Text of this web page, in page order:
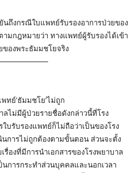
ถึงกรณีใบแพทย์รับรองอาการป่วยของ
มกฎหมายว่า ทางแพทย์ผู้รับรองได้เข้า
ของพระธัมมชโยจริง
ทย์’ธัมมชโย’ไม่ถูก
ลไม่มีผู้ป่วยรายชื่อดังกล่าวนี้ที่โรง
ใบรับรองแพทย์ก็ไม่ถือว่าเป็นของโรง
นการไม่ถูกต้องตามขั้นตอน ส่วนจะตั้ง
องที่มีการนำเอกสารของโรงพยาบาล
นการกระทำส่วนบุคคลและนอกเวลา